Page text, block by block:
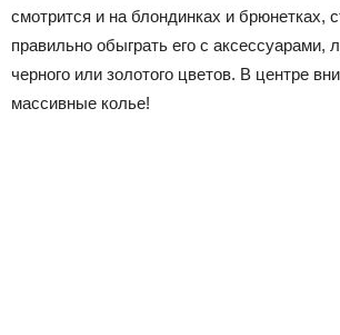
смотрится и на блондинках и брюнетках,
правильно обыграть его с аксессуарами,
черного или золотого цветов. В центре
массивные колье!